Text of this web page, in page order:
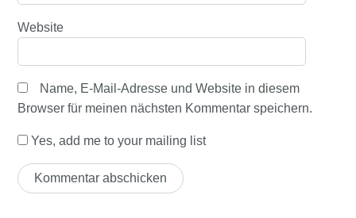
Website
Name, E-Mail-Adresse und Website in diesem
Browser für meinen nächsten Kommentar speichern.
Yes, add me to your mailing list